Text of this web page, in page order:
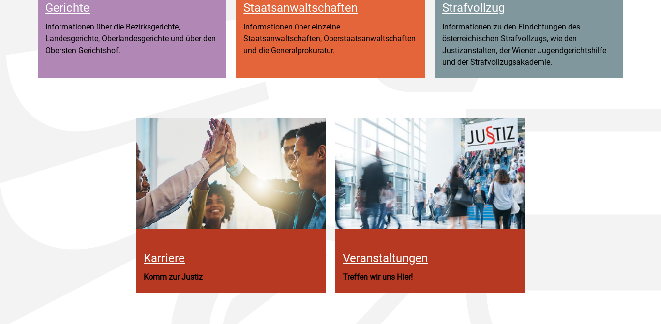
Gerichte
Informationen über die Bezirksgerichte,
Landesgerichte, Oberlandesgerichte und über den
Obersten Gerichtshof.
Staatsanwaltschaften
Informationen über einzelne
Staatsanwaltschaften, Oberstaatsanwaltschaften
und die Generalprokuratur.
Strafvollzug
Informationen zu den Einrichtungen des
österreichischen Strafvollzugs, wie den
Justizanstalten, der Wiener Jugendgerichtshilfe
und der Strafvollzugsakademie.
Karriere
Komm zur Justiz
Veranstaltungen
Treffen wir uns Hier!